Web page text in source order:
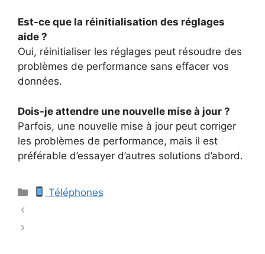
Est-ce que la réinitialisation des réglages
aide ?
Oui, réinitialiser les réglages peut résoudre des
problèmes de performance sans effacer vos
données.
Dois-je attendre une nouvelle mise à jour ?
Parfois, une nouvelle mise à jour peut corriger
les problèmes de performance, mais il est
préférable d’essayer d’autres solutions d’abord.
Catégories
Téléphones